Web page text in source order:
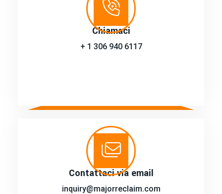
Chiamaci
+ 1 306 940 6117
Contattaci via email
inquiry@majorreclaim.com